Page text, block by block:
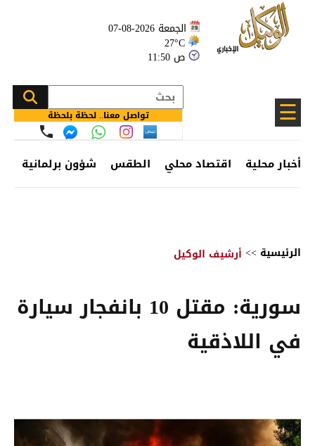
الجمعة 2026-08-07
27°C
11:50 ص
☰ تواصل معنا.. لحظة بلحظة
أخبار محلية اقتصاد محلي الطقس شؤون برلمانية
الرئيسية >> أرشيف الوكيل
سورية: مقتل 10 بانفجار سيارة
في اللاذقية